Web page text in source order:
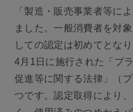
「製造・販売事業者等に
ました。一般消費者を対
しての認定は初めてとな
4月1日に施行された「プ
促進等に関する法律」（
つです。認定取得により